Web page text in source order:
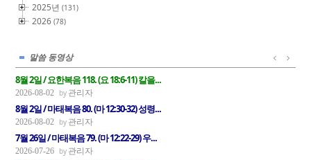
2025년(131)
2026(78)
말씀 동영상
8월 2일 / 요한복음 118. (요 18:6-11) 칼을...
2026-08-02 관리자
8월 2일 / 마태복음 80. (마 12:30-32) 성령...
2026-08-02 관리자
7월 26일 / 마태복음 79. (마 12:22-29) 우...
2026-07-26 관리자